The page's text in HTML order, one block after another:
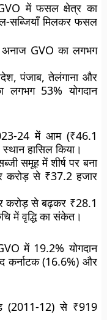
में फसल क्षेत्र का
सब्जियाँ मिलकर फसल
GVO का लगभग
पंजाब, तेलंगाना और
लगभग 53% योगदान
24 में आम (₹46.1
हासिल किया।
समूह में शीर्ष पर बना
करोड़ से ₹37.2 हजार
करोड़ से बढ़कर ₹28.1
में वृद्धि का संकेत।
में 19.2% योगदान
कर्नाटक (16.6%) और
(2011-12) से ₹919